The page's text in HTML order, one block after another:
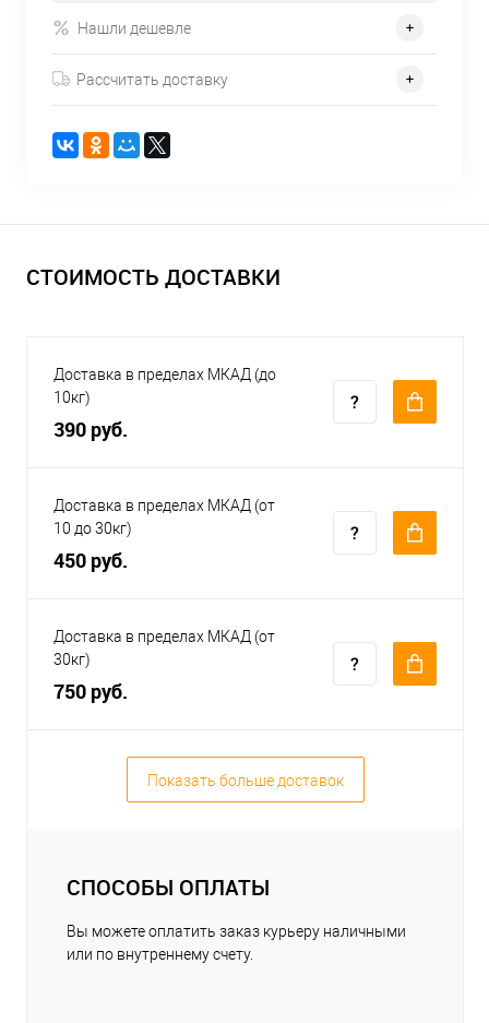
Нашли дешевле
Рассчитать доставку
СТОИМОСТЬ ДОСТАВКИ
Доставка в пределах МКАД (до
10кг)
390 руб.
Доставка в пределах МКАД (от
10 до 30кг)
450 руб.
Доставка в пределах МКАД (от
30кг)
750 руб.
Показать больше доставок
СПОСОБЫ ОПЛАТЫ
Вы можете оплатить заказ курьеру наличными
или по внутреннему счету.